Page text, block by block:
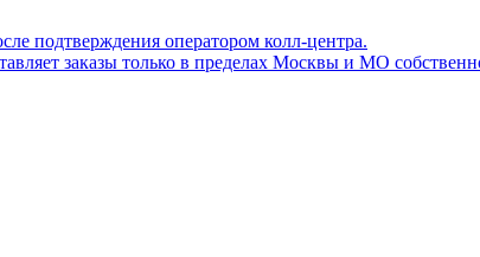
подтверждения оператором колл-центра.
заказы только в пределах Москвы и МО